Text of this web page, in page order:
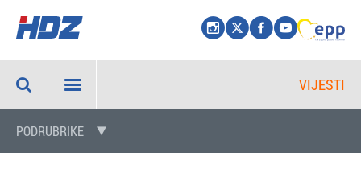
VIJESTI
PODRUBRIKE